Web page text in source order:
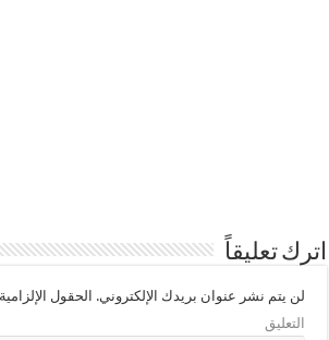
اترك تعليقاً
لن يتم نشر عنوان بريدك الإلكتروني.الحقول
التعليق